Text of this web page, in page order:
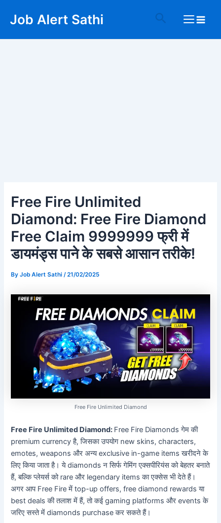
Job Alert Sathi Search
Free Fire Unlimited
Diamond: Free Fire Diamond
Free Claim 9999999 फ्री में
डायमंड्स पाने के सबसे आसान तरीके!
ByJob Alert Sathi /21/02/2025
Free Fire Unlimited Diamond
Free Fire Unlimited Diamond: Free Fire Diamonds गेम की
premium currency है, जिसका उपयोग new skins, characters,
emotes, weapons और अन्य exclusive in-game items खरीदने के
लिए किया जाता है। ये diamonds न सिर्फ गेमिंग एक्सपीरियंस को बेहतर बनाते
हैं, बल्कि प्लेयर्स को rare और legendary items का एक्सेस भी देते हैं।
अगर आप Free Fire में top-up offers, free diamond rewards या
best deals की तलाश में हैं, तो कई gaming platforms और events के
जरिए सस्ते में diamonds purchase कर सकते हैं।
navigation